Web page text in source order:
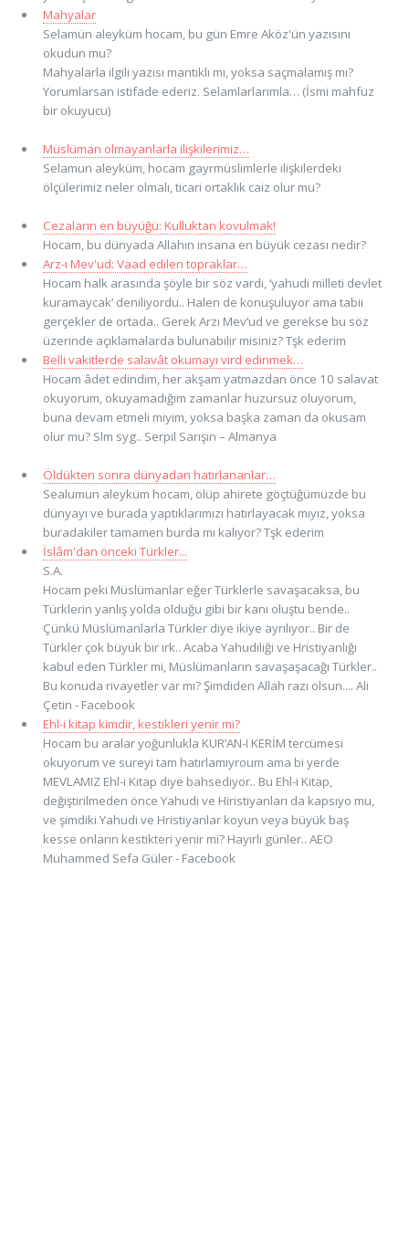
Mahyalar
Selamün aleyküm hocam, bu gün Emre Aköz'ün yazısını
okudun mu?
Mahyalarla ilgili yazısı mantıklı mı, yoksa saçmalamış mı?
Yorumlarsan istifade ederiz. Selamlarlarımla… (İsmi mahfuz
bir okuyucu)
Müslüman olmayanlarla ilişkilerimiz…
Selamun aleyküm, hocam gayrmüslimlerle ilişkilerdeki
ölçülerimiz neler olmalı, ticari ortaklık caiz olur mu?
Cezaların en büyüğü: Kulluktan kovulmak!
Hocam, bu dünyada Allahın insana en büyük cezası nedir?
Arz-ı Mev'ud: Vaad edilen topraklar…
Hocam halk arasında şöyle bir söz vardı, ‘yahudi milleti devlet
kuramaycak’ deniliyordu.. Halen de konuşuluyor ama tabii
gerçekler de ortada.. Gerek Arzı Mev’ud ve gerekse bu söz
üzerinde açıklamalarda bulunabilir misiniz? Tşk ederim
Belli vakitlerde salavât okumayı vird edinmek…
Hocam âdet edindim, her akşam yatmazdan önce 10 salavat
okuyorum, okuyamadığım zamanlar huzursuz oluyorum,
buna devam etmeli miyim, yoksa başka zaman da okusam
olur mu? Slm syg.. Serpil Sarışın – Almanya
Öldükten sonra dünyadan hatırlananlar…
Sealumun aleyküm hocam, ölüp ahirete göçtüğümüzde bu
dünyayı ve burada yaptıklarımızı hatırlayacak mıyız, yoksa
buradakiler tamamen burda mı kalıyor? Tşk ederim
İslâm'dan önceki Türkler...
S.A.
Hocam peki Müslümanlar eğer Türklerle savaşacaksa, bu
Türklerin yanlış yolda olduğu gibi bir kanı oluştu bende..
Çünkü Müslümanlarla Türkler diye ikiye ayrılıyor.. Bir de
Türkler çok büyük bir ırk.. Acaba Yahudiliği ve Hristiyanlığı
kabul eden Türkler mi, Müslümanların savaşaşacağı Türkler..
Bu konuda rivayetler var mı? Şimdiden Allah razı olsun.... Ali
Çetin - Facebook
Ehl-i kitap kimdir, kestikleri yenir mi?
Hocam bu aralar yoğunlukla KUR’AN-I KERİM tercümesi
okuyorum ve sureyi tam hatırlamıyroum ama bi yerde
MEVLAMIZ Ehl-i Kitap diye bahsediyor.. Bu Ehl-i Kitap,
değiştirilmeden önce Yahudi ve Hiristiyanları da kapsıyo mu,
ve şimdiki Yahudi ve Hristiyanlar koyun veya büyük baş
kesse onların kestikteri yenir mi? Hayırlı günler.. AEO
Muhammed Sefa Güler - Facebook